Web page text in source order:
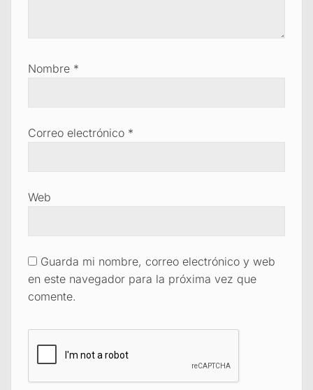
Nombre *
Correo electrónico *
Web
Guarda mi nombre, correo electrónico y web
en este navegador para la próxima vez que
comente.